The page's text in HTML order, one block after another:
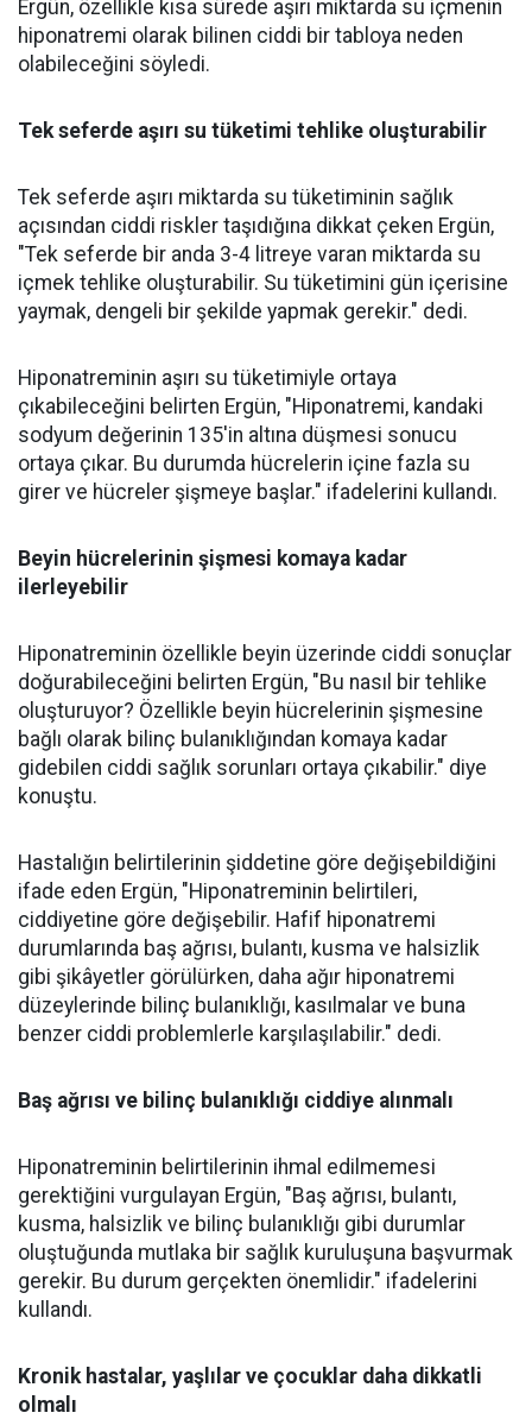
Ergün, özellikle kısa sürede aşırı miktarda su içmenin
hiponatremi olarak bilinen ciddi bir tabloya neden
olabileceğini söyledi.
Tek seferde aşırı su tüketimi tehlike oluşturabilir
Tek seferde aşırı miktarda su tüketiminin sağlık
açısından ciddi riskler taşıdığına dikkat çeken Ergün,
"Tek seferde bir anda 3-4 litreye varan miktarda su
içmek tehlike oluşturabilir. Su tüketimini gün içerisine
yaymak, dengeli bir şekilde yapmak gerekir." dedi.
Hiponatreminin aşırı su tüketimiyle ortaya
çıkabileceğini belirten Ergün, "Hiponatremi, kandaki
sodyum değerinin 135'in altına düşmesi sonucu
ortaya çıkar. Bu durumda hücrelerin içine fazla su
girer ve hücreler şişmeye başlar." ifadelerini kullandı.
Beyin hücrelerinin şişmesi komaya kadar
ilerleyebilir
Hiponatreminin özellikle beyin üzerinde ciddi sonuçlar
doğurabileceğini belirten Ergün, "Bu nasıl bir tehlike
oluşturuyor? Özellikle beyin hücrelerinin şişmesine
bağlı olarak bilinç bulanıklığından komaya kadar
gidebilen ciddi sağlık sorunları ortaya çıkabilir." diye
konuştu.
Hastalığın belirtilerinin şiddetine göre değişebildiğini
ifade eden Ergün, "Hiponatreminin belirtileri,
ciddiyetine göre değişebilir. Hafif hiponatremi
durumlarında baş ağrısı, bulantı, kusma ve halsizlik
gibi şikâyetler görülürken, daha ağır hiponatremi
düzeylerinde bilinç bulanıklığı, kasılmalar ve buna
benzer ciddi problemlerle karşılaşılabilir." dedi.
Baş ağrısı ve bilinç bulanıklığı ciddiye alınmalı
Hiponatreminin belirtilerinin ihmal edilmemesi
gerektiğini vurgulayan Ergün, "Baş ağrısı, bulantı,
kusma, halsizlik ve bilinç bulanıklığı gibi durumlar
oluştuğunda mutlaka bir sağlık kuruluşuna başvurmak
gerekir. Bu durum gerçekten önemlidir." ifadelerini
kullandı.
Kronik hastalar, yaşlılar ve çocuklar daha dikkatli
olmalı